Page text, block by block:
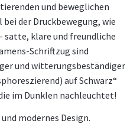
und beweglichen
der Druckbewegung, wie
satte, klare und freundliche
Schriftzug sind
und witterungsbeständiger
auf Schwarz“
im Dunklen nachleuchtet!
modernes Design.